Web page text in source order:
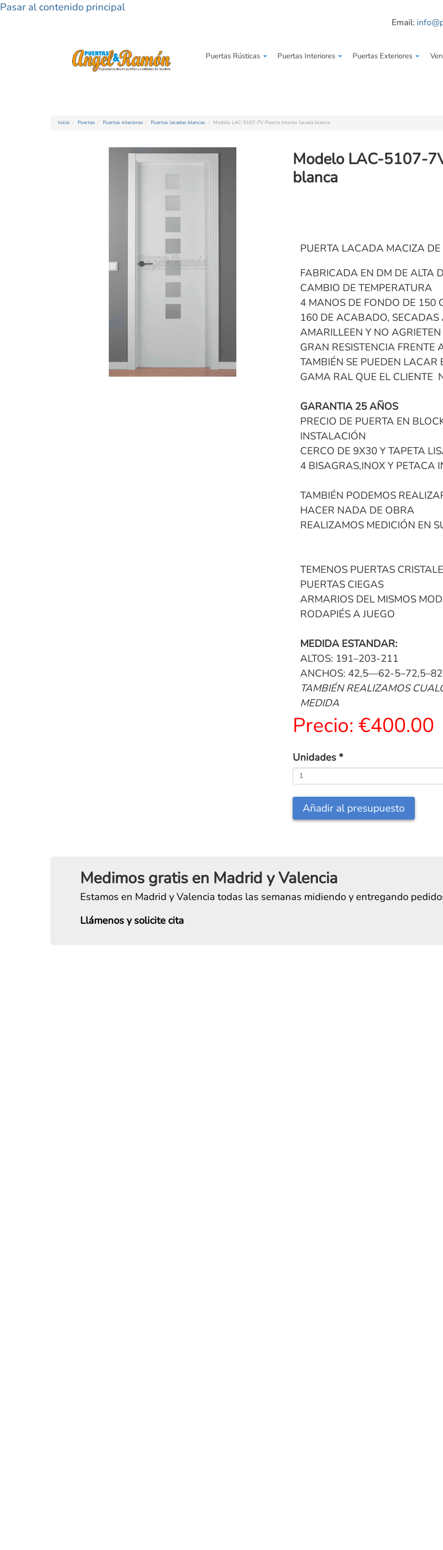
Pasar al contenido principal
Email:
Puertas Rústicas Puertas Interiores Puertas Exteriores
Inicio Puertas Puertas interiores Puertas lacadas blancas Modelo LAC-5107-7V Puerta interior lacada blanca
Modelo LAC-5107-
blanca
PUERTA LACADA MACIZA
FABRICADA EN DM DE ALTA
CAMBIO DE TEMPERATURA
4 MANOS DE FONDO DE 150
160 DE ACABADO,
AMARILLEEN Y NO AGRIETEN
GRAN RESISTENCIA FRENTE
TAMBIÉN SE PUEDEN
GAMA RAL QUE EL CLIENTE
GARANTIA 25 AÑOS
PRECIO DE PUERTA EN
INSTALACIÓN
CERCO DE 9X30 Y TAPETA
4 BISAGRAS,INOX Y PETACA
TAMBIÉN PODEMOS
HACER NADA DE OBRA
REALIZAMOS MEDICIÓN EN
TEMENOS PUERTAS
PUERTAS CIEGAS
ARMARIOS DEL MISMOS
RODAPIÉS A JUEGO
MEDIDA ESTANDAR:
ALTOS: 191–203-211
ANCHOS: 42,5—62-
TAMBIÉN REALIZAMOS
MEDIDA
Precio: €400.00
Unidades*
Añadir al presupuesto
Medimos gratis en Madrid y Valencia
Estamos en Madrid y Valencia todas las semanas midiendo y entregando
Llámenos y solicite cita